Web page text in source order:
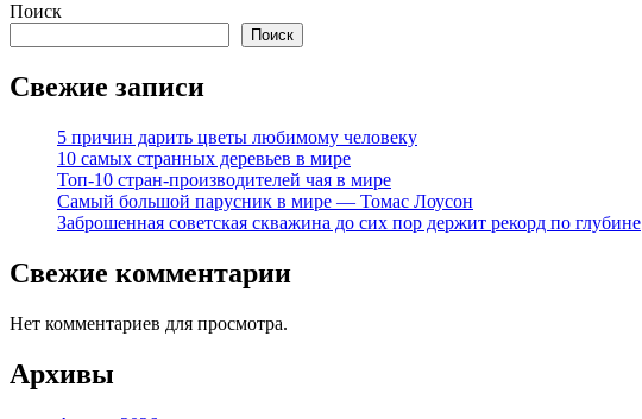
Поиск
Поиск
Свежие записи
5 причин дарить цветы любимому человеку
10 самых странных деревьев в мире
Топ-10 стран-производителей чая в мире
Самый большой парусник в мире — Томас Лоусон
Заброшенная советская скважина до сих пор держит рекорд по глубине
Свежие комментарии
Нет комментариев для просмотра.
Архивы